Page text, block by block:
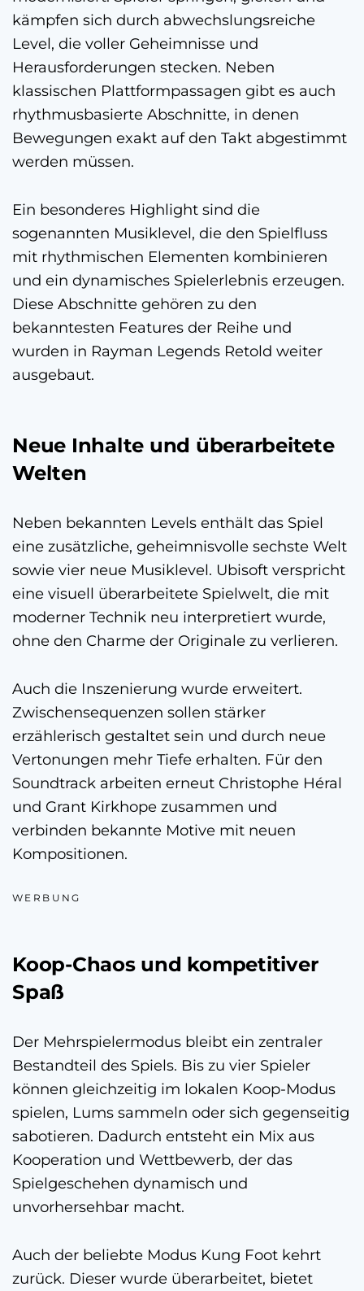
kämpfen sich durch abwechslungsreiche
Level, die voller Geheimnisse und
Herausforderungen stecken. Neben
klassischen Plattformpassagen gibt es auch
rhythmusbasierte Abschnitte, in denen
Bewegungen exakt auf den Takt abgestimmt
werden müssen.
Ein besonderes Highlight sind die
sogenannten Musiklevel, die den Spielfluss
mit rhythmischen Elementen kombinieren
und ein dynamisches Spielerlebnis erzeugen.
Diese Abschnitte gehören zu den
bekanntesten Features der Reihe und
wurden in Rayman Legends Retold weiter
ausgebaut.
Neue Inhalte und überarbeitete
Welten
Neben bekannten Levels enthält das Spiel
eine zusätzliche, geheimnisvolle sechste Welt
sowie vier neue Musiklevel. Ubisoft verspricht
eine visuell überarbeitete Spielwelt, die mit
moderner Technik neu interpretiert wurde,
ohne den Charme der Originale zu verlieren.
Auch die Inszenierung wurde erweitert.
Zwischensequenzen sollen stärker
erzählerisch gestaltet sein und durch neue
Vertonungen mehr Tiefe erhalten. Für den
Soundtrack arbeiten erneut Christophe Héral
und Grant Kirkhope zusammen und
verbinden bekannte Motive mit neuen
Kompositionen.
WERBUNG
Koop-Chaos und kompetitiver
Spaß
Der Mehrspielermodus bleibt ein zentraler
Bestandteil des Spiels. Bis zu vier Spieler
können gleichzeitig im lokalen Koop-Modus
spielen, Lums sammeln oder sich gegenseitig
sabotieren. Dadurch entsteht ein Mix aus
Kooperation und Wettbewerb, der das
Spielgeschehen dynamisch und
unvorhersehbar macht.
Auch der beliebte Modus Kung Foot kehrt
zurück. Dieser wurde überarbeitet, bietet